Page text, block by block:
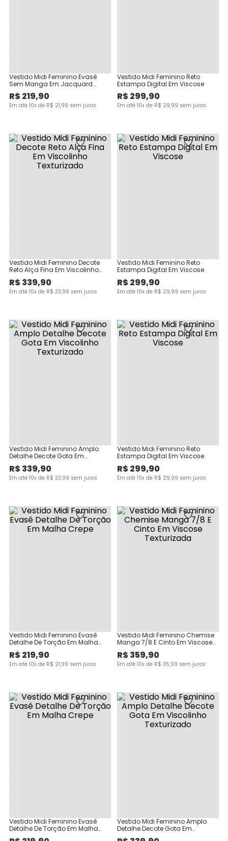
Vestido Midi Feminino Evasê
Sem Manga Em Jacquard
Texturizado
R$219,90
Em até 10x de R$ 21,99 sem juros
Vestido Midi Feminino Reto
Estampa Digital Em Viscose
R$299,90
Em até 10x de R$ 29,99 sem juros
Vestido Midi Feminino Decote
Reto Alça Fina Em Viscolinho
Texturizado
R$339,90
Em até 10x de R$ 33,99 sem juros
Vestido Midi Feminino Reto
Estampa Digital Em Viscose
R$299,90
Em até 10x de R$ 29,99 sem juros
Vestido Midi Feminino Amplo
Detalhe Decote Gota Em
Viscolinho Texturizado
R$339,90
Em até 10x de R$ 33,99 sem juros
Vestido Midi Feminino Reto
Estampa Digital Em Viscose
R$299,90
Em até 10x de R$ 29,99 sem juros
Vestido Midi Feminino Evasê
Detalhe De Torção Em Malha
Crepe
R$219,90
Em até 10x de R$ 21,99 sem juros
Vestido Midi Feminino Chemise
Manga 7/8 E Cinto Em Viscose
Texturizada
R$359,90
Em até 10x de R$ 35,99 sem juros
Vestido Midi Feminino Evasê
Detalhe De Torção Em Malha
Crepe
Vestido Midi Feminino Amplo
Detalhe Decote Gota Em
Viscolinho Texturizado